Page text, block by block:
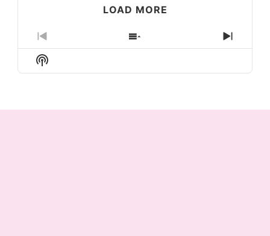
LOAD MORE
Previous
Episode
Show
Episodes
Next
Show
Podcast